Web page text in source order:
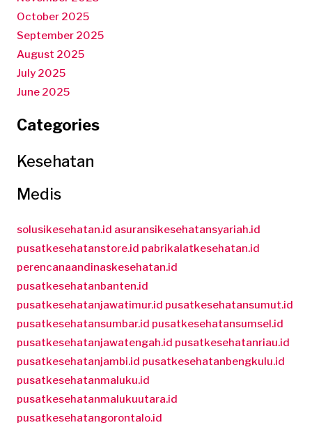
October 2025
September 2025
August 2025
July 2025
June 2025
Categories
Kesehatan
Medis
solusikesehatan.id asuransikesehatansyariah.id
pusatkesehatanstore.id pabrikalatkesehatan.id
perencanaandinaskesehatan.id
pusatkesehatanbanten.id
pusatkesehatanjawatimur.id pusatkesehatansumut.id
pusatkesehatansumbar.id pusatkesehatansumsel.id
pusatkesehatanjawatengah.id pusatkesehatanriau.id
pusatkesehatanjambi.id pusatkesehatanbengkulu.id
pusatkesehatanmaluku.id
pusatkesehatanmalukuutara.id
pusatkesehatangorontalo.id